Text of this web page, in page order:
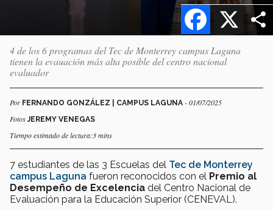
X
Facebook
4 de los 6 programas del Tec de Monterrey campus Laguna
tienen la evauación más alta posible del centro nacional
evaluador
Por FERNANDO GONZÁLEZ | CAMPUS LAGUNA - 01/07/2025
FotosJEREMY VENEGAS
Tiempo estimado de lectura:3 mins
7 estudiantes de las 3 Escuelas del Tec de Monterrey
campus Laguna fueron reconocidos con el Premio al
Desempeño de Excelencia del Centro Nacional de
Evaluación para la Educación Superior (CENEVAL).